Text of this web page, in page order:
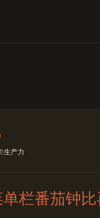
生产力
栏番茄钟